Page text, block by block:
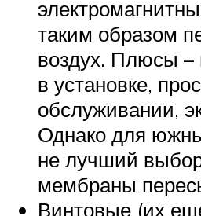
таким образом
воздух. Плюсы
в установке,
обслуживании,
Однако для
не лучший
мембраны
Винтовые (их